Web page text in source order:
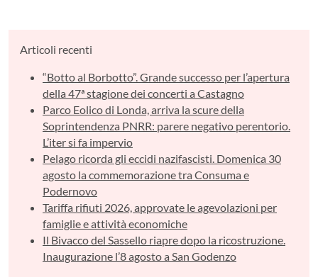
Articoli recenti
“Botto al Borbotto”. Grande successo per l’apertura
della 47ª stagione dei concerti a Castagno
Parco Eolico di Londa, arriva la scure della
Soprintendenza PNRR: parere negativo perentorio.
L’iter si fa impervio
Pelago ricorda gli eccidi nazifascisti. Domenica 30
agosto la commemorazione tra Consuma e
Podernovo
Tariffa rifiuti 2026, approvate le agevolazioni per
famiglie e attività economiche
Il Bivacco del Sassello riapre dopo la ricostruzione.
Inaugurazione l’8 agosto a San Godenzo